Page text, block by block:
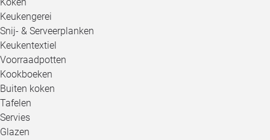
Keukengerei
Snij- & Serveerplanken
Keukentextiel
Voorraadpotten
Kookboeken
Buiten koken
Tafelen
Servies
Glazen